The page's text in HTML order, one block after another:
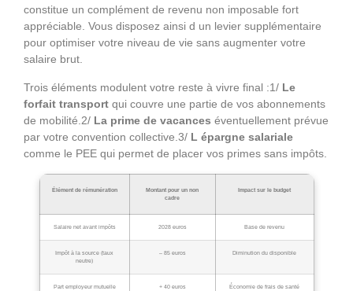
constitue un complément de revenu non imposable fort
appréciable. Vous disposez ainsi d un levier supplémentaire
pour optimiser votre niveau de vie sans augmenter votre
salaire brut.
Trois éléments modulent votre reste à vivre final :1/ Le
forfait transport qui couvre une partie de vos abonnements
de mobilité.2/ La prime de vacances éventuellement prévue
par votre convention collective.3/ L épargne salariale
comme le PEE qui permet de placer vos primes sans impôts.
Élément de rémunération
Montant pour un non
cadre
Impact sur le budget
Salaire net avant impôts 2028 euros Base de revenu
Impôt à la source (taux
neutre)
– 85 euros Diminution du disponible
Part employeur mutuelle + 40 euros Économie de frais de santé